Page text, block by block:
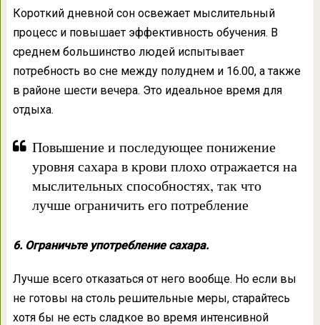
Короткий дневной сон освежает мыслительный
процесс и повышает эффективность обучения. В
среднем большинство людей испытывает
потребность во сне между полуднем и 16.00, а также
в районе шести вечера. Это идеальное время для
отдыха.
Повышение и последующее понижение
уровня сахара в крови плохо отражается на
мыслительных способностях, так что
лучше ограничить его потребление
6. Ограничьте употребление сахара.
Лучше всего отказаться от него вообще. Но если вы
не готовы на столь решительные меры, старайтесь
хотя бы не есть сладкое во время интенсивной